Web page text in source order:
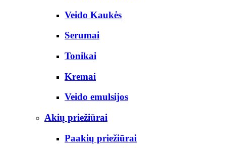
Veido Kaukės
Serumai
Tonikai
Kremai
Veido emulsijos
Akių priežiūrai
Paakių priežiūrai